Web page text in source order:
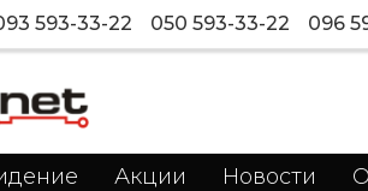
593-33-22 050 593-33-22 096
Акции Новости